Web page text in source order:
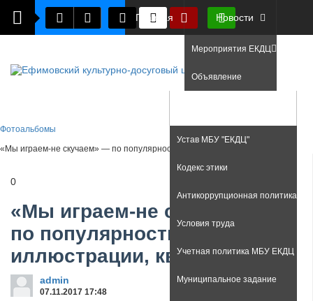
Главная Новости
Мероприятия ЕКДЦ
Объявление
Устав МБУ "ЕКДЦ"
Кодекс этики
Антикоррупционная политика
Условия труда
Учетная политика МБУ ЕКДЦ
Муниципальное задание
Фотоальбомы
«Мы играем-не скучаем» — по популярности, иллюстрации, квадратные
0
«Мы играем-не скучаем» —
по популярности,
иллюстрации, квадратные
admin
07.11.2017 17:48